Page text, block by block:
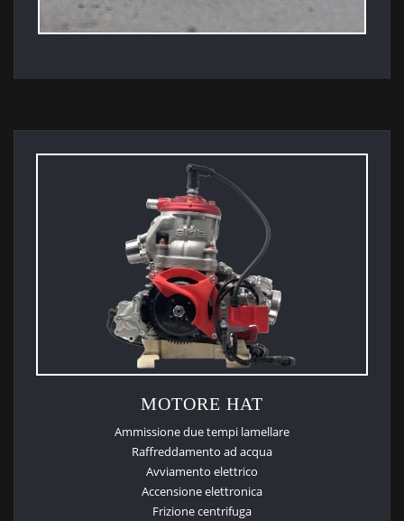
MOTORE HAT
Ammissione due tempi lamellare
Raffreddamento ad acqua
Avviamento elettrico
Accensione elettronica
Frizione centrifuga